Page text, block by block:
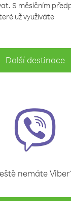
S měsíčním
už využíváte
Další destinace
nemáte